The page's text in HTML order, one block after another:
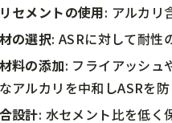
セメントの使用: アルカリ
の選択: ASRに対して耐性
料の添加: フライアッシュ
アルカリを中和しASRを防
設計: 水セメント比を低く